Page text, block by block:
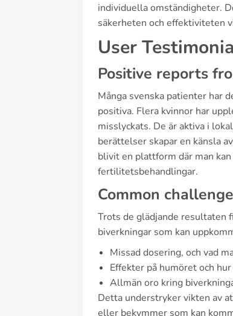
individuella omständigheter.
säkerheten och effektiviteten
User
Positive reports
Många svenska patienter har
positiva. Flera kvinnor har
misslyckats. De är aktiva i
berättelser skapar en känsla
blivit en plattform där man
fertilitetsbehandlingar.
Common
Trots de glädjande resultaten
biverkningar som kan
Missad dosering, och vad
Effekter på humöret och
Allmän oro kring
Detta understryker vikten av
eller bekymmer som kan